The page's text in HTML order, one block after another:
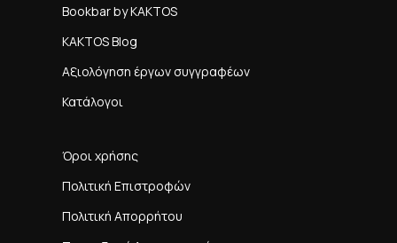
Bookbar by KAKTOS
KAKTOS Blog
Αξιολόγηση έργων συγγραφέων
Κατάλογοι
Όροι χρήσης
Πολιτική Επιστροφών
Πολιτική Απορρήτου